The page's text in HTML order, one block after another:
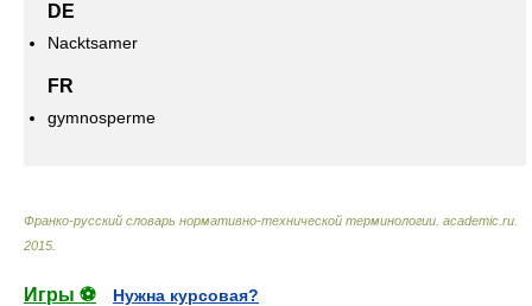
DE
Nacktsamer
FR
gymnosperme
Франко-русский словарь нормативно-технической терминологии academic.ru
2015
Игры ⚽
Нужна курсовая?